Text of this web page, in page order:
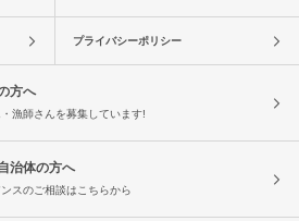
プライバシーポリシー
方へ
漁師さんを募集しています!
治体の方へ
スのご相談はこちらから